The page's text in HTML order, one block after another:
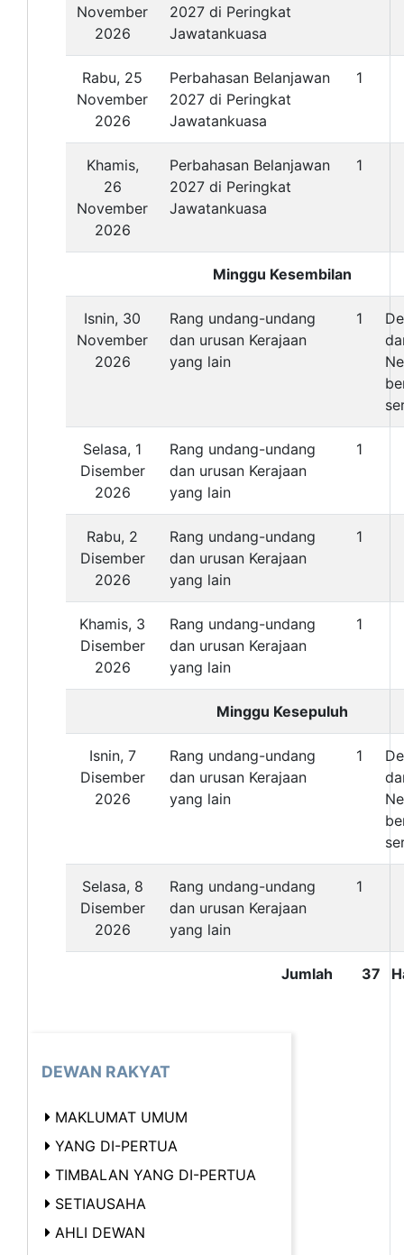
November
2026
2027 di Peringkat
Jawatankuasa
Rabu, 25
November
2026
Perbahasan Belanjawan
2027 di Peringkat
Jawatankuasa
1
Khamis,
26
November
2026
Perbahasan Belanjawan
2027 di Peringkat
Jawatankuasa
1
Minggu Kesembilan
Isnin, 30
November
2026
Rang undang-undang
dan urusan Kerajaan
yang lain
1
Selasa, 1
Disember
2026
Rang undang-undang
dan urusan Kerajaan
yang lain
1
Rabu, 2
Disember
2026
Rang undang-undang
dan urusan Kerajaan
yang lain
1
Khamis, 3
Disember
2026
Rang undang-undang
dan urusan Kerajaan
yang lain
1
Minggu Kesepuluh
Isnin, 7
Disember
2026
Rang undang-undang
dan urusan Kerajaan
yang lain
1
Selasa, 8
Disember
2026
Rang undang-undang
dan urusan Kerajaan
yang lain
1
Jumlah 37
DEWAN RAKYAT
MAKLUMAT UMUM
YANG DI-PERTUA
TIMBALAN YANG DI-PERTUA
SETIAUSAHA
AHLI DEWAN